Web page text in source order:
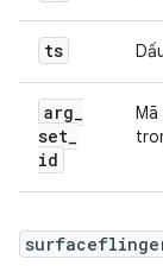
ts
arg_
set_
id